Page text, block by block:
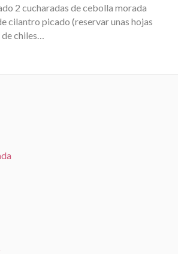
2 cucharadas de cebolla morada
cilantro picado (reservar unas hojas
chiles…